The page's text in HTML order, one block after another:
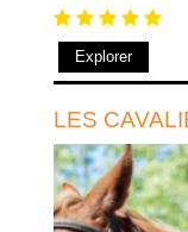
Explorer
LES